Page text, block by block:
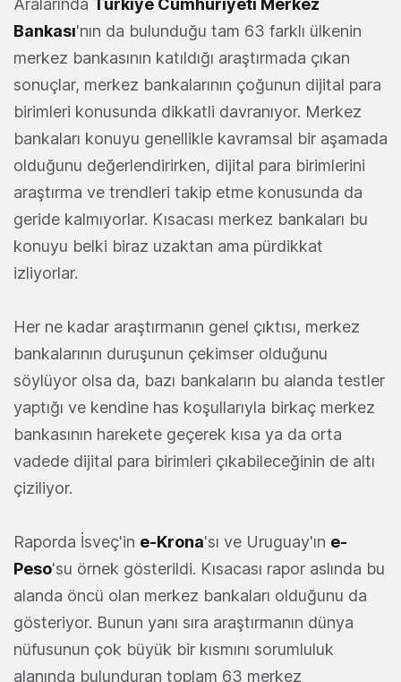
Aralarında Türkiye Cumhuriyeti Merkez
Bankası'nın da bulunduğu tam 63 farklı ülkenin
merkez bankasının katıldığı araştırmada çıkan
sonuçlar, merkez bankalarının çoğunun dijital para
birimleri konusunda dikkatli davranıyor. Merkez
bankaları konuyu genellikle kavramsal bir aşamada
olduğunu değerlendirirken, dijital para birimlerini
araştırma ve trendleri takip etme konusunda da
geride kalmıyorlar. Kısacası merkez bankaları bu
konuyu belki biraz uzaktan ama pürdikkat
izliyorlar.
Her ne kadar araştırmanın genel çıktısı, merkez
bankalarının duruşunun çekimser olduğunu
söylüyor olsa da, bazı bankaların bu alanda testler
yaptığı ve kendine has koşullarıyla birkaç merkez
bankasının harekete geçerek kısa ya da orta
vadede dijital para birimleri çıkabileceğinin de altı
çiziliyor.
Raporda İsveç'in e-Krona'sı ve Uruguay'ın e-
Peso'su örnek gösterildi. Kısacası rapor aslında bu
alanda öncü olan merkez bankaları olduğunu da
gösteriyor. Bunun yanı sıra araştırmanın dünya
nüfusunun çok büyük bir kısmını sorumluluk
alanında bulunduran toplam 63 merkez